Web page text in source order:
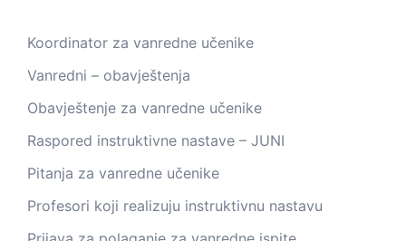
Koordinator za vanredne učenike
Vanredni – obavještenja
Obavještenje za vanredne učenike
Raspored instruktivne nastave – JUNI
Pitanja za vanredne učenike
Profesori koji realizuju instruktivnu nastavu